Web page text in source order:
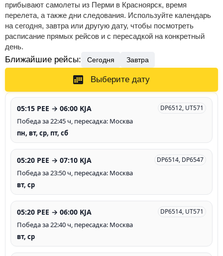
прибывают самолеты из Перми в Красноярск, время
перелета, а также дни следования. Используйте календарь
на сегодня, завтра или другую дату, чтобы посмотреть
расписание прямых рейсов и с пересадкой на конкретный
день.
Ближайшие рейсы: Сегодня Завтра
Выберите дату
05:15 PEE → 06:00 KJA DP6512, UT571
Победа за 22:45 ч, пересадка: Москва
пн, вт, ср, пт, сб
05:20 PEE → 07:10 KJA DP6514, DP6547
Победа за 23:50 ч, пересадка: Москва
вт, ср
05:20 PEE → 06:00 KJA DP6514, UT571
Победа за 22:40 ч, пересадка: Москва
вт, ср